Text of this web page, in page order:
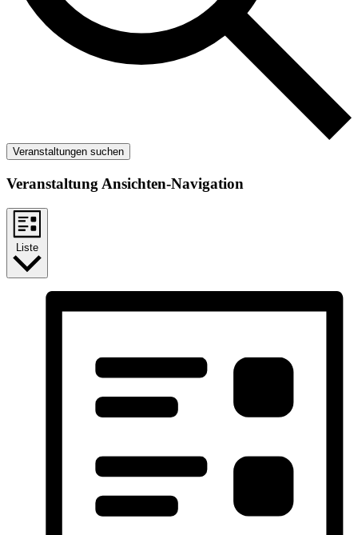
Veranstaltungen suchen
Veranstaltung Ansichten-Navigation
Liste